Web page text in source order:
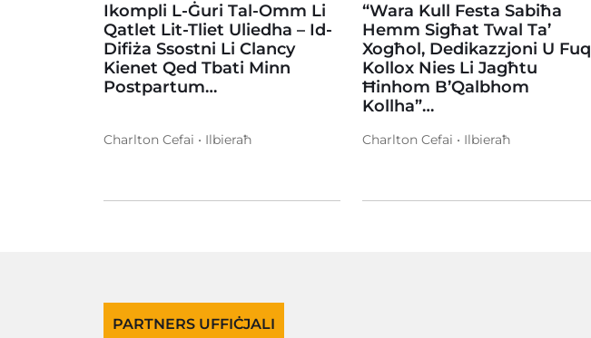
Ikompli L-Ġuri Tal-Omm Li
Qatlet Lit-Tliet Uliedha – Id-
Difiża Ssostni Li Clancy
Kienet Qed Tbati Minn
Postpartum…
Charlton Cefai • Ilbieraħ
“Wara Kull Festa Sabiħa
Hemm Sigħat Twal Ta’
Xogħol, Dedikazzjoni U Fuq
Kollox Nies Li Jagħtu
Ħinhom B’Qalbhom
Kollha”…
Charlton Cefai • Ilbieraħ
PARTNERS UFFIĊJALI